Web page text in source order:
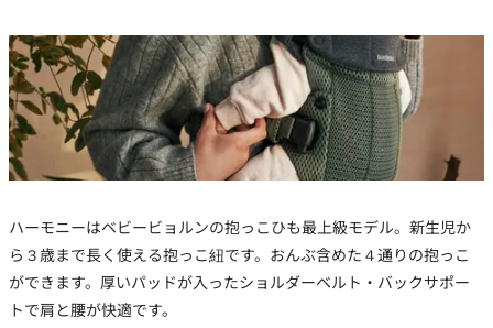
ベビーキャリア Harmony
3D メッシュ, ダークグリーン
￥34,100
+6
お
物
カ
ゴ
に
追
ハーモニーはベビービョルンの抱っこひも最上級モデル。新生児か
ら３歳まで長く使える抱っこ紐です。おんぶ含めた４通りの抱っこ
ができます。厚いパッドが入ったショルダーベルト・バックサポー
トで肩と腰が快適です。